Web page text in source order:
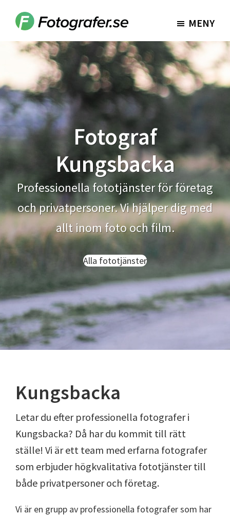
Fotografer.se MENY
Fotograf
Kungsbacka
Professionella fototjänster för företag
och privatpersoner. Vi hjälper dig med
allt inom foto och film.
Alla fototjänster
Kungsbacka
Letar du efter professionella fotografer i
Kungsbacka? Då har du kommit till rätt
ställe! Vi är ett team med erfarna fotografer
som erbjuder högkvalitativa fototjänster till
både privatpersoner och företag.
Vi är en grupp av professionella fotografer som har